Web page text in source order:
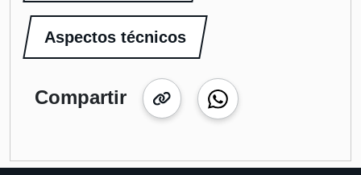
Aspectos técnicos
Compartir